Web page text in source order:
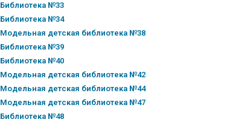
Библиотека №33
Библиотека №34
Модельная детская библиотека №38
Библиотека №39
Библиотека №40
Модельная детская библиотека №42
Модельная детская библиотека №44
Модельная детская библиотека №47
Библиотека №48